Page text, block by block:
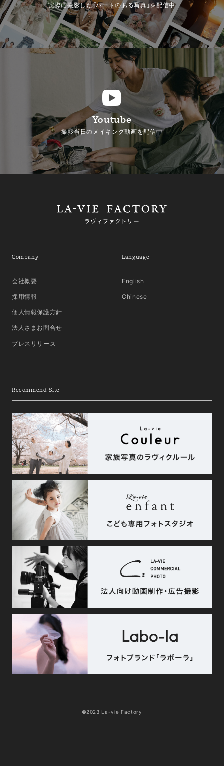
実際に撮影した「ハートのある写真」を配信中
Youtube
撮影当日のメイキング動画を配信中
Company
会社概要
採用情報
個人情報保護方針
法人さまお問合せ
プレスリリース
Language
English
Chinese
Recommend Site
©2023 La-vie Factory